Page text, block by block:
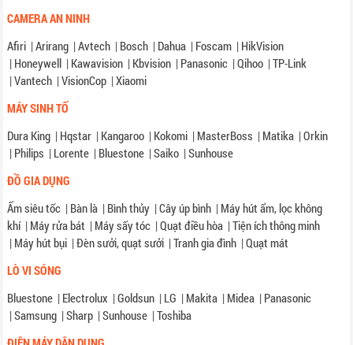
CAMERA AN NINH
Afiri |Arirang |Avtech | Bosch | Dahua | Foscam | HikVision
| Honeywell | Kawavision | Kbvision | Panasonic |Qihoo |TP-Link
|Vantech |VisionCop |Xiaomi
MÁY SINH TỐ
Dura King | Hqstar | Kangaroo | Kokomi | MasterBoss | Matika |Orkin
| Philips | Lorente | Bluestone |Saiko |Sunhouse
ĐỒ GIA DỤNG
Ấm siêu tốc | Bàn là | Bình thủy |Cây úp bình | Máy hút ẩm, lọc không
khí | Máy rửa bát | Máy sấy tóc |Quạt điều hòa |Tiện ích thông minh
| Máy hút bụi |Đèn sưởi, quạt sưởi |Tranh gia đình |Quạt mát
LÒ VI SÓNG
Bluestone | Electrolux |Goldsun | LG | Makita | Midea | Panasonic
|Samsung |Sharp |Sunhouse |Toshiba